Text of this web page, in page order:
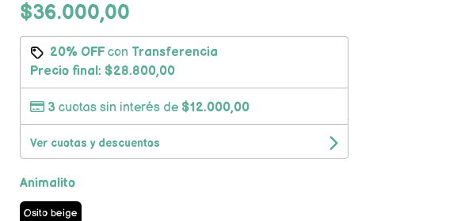
$36.000,00
20% OFFcon Transferencia
Precio final: $28.800,00
3 cuotas sin interés de $12.000,00
Ver cuotas y descuentos
Animalito
Osito beige